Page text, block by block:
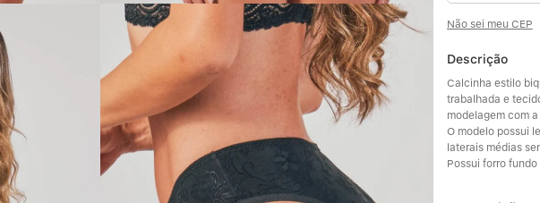
Não sei meu CEP
Descrição
Calcinha estilo
trabalhada e
modelagem com
O modelo possui
laterais médias
Possui forro